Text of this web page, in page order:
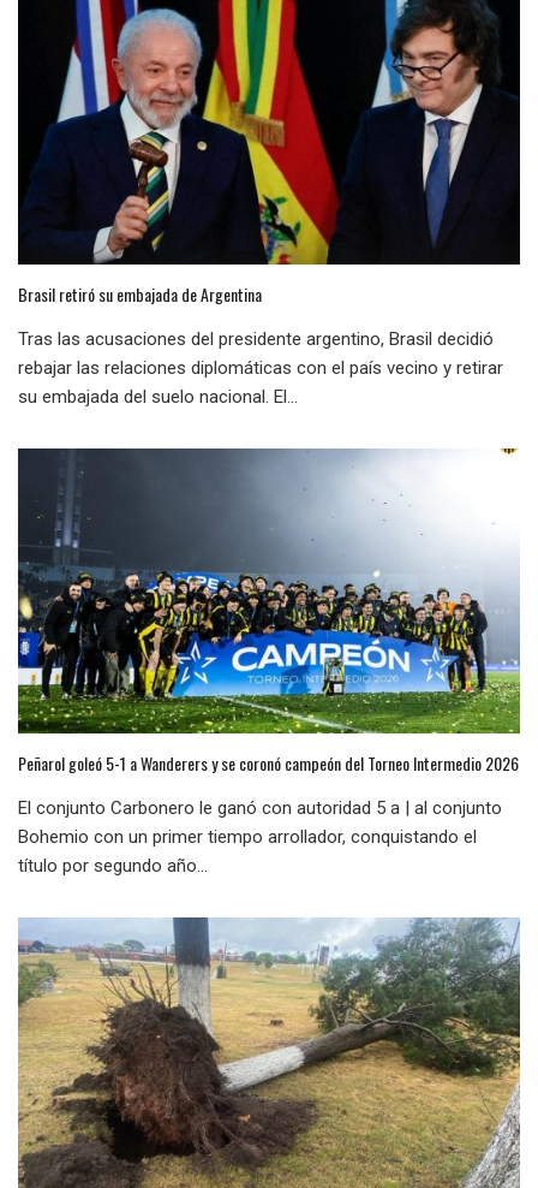
Brasil retiró su embajada de Argentina
Tras las acusaciones del presidente argentino, Brasil decidió
rebajar las relaciones diplomáticas con el país vecino y retirar
su embajada del suelo nacional. El...
Peñarol goleó 5-1 a Wanderers y se coronó campeón del Torneo Intermedio 2026
El conjunto Carbonero le ganó con autoridad 5 a | al conjunto
Bohemio con un primer tiempo arrollador, conquistando el
título por segundo año...